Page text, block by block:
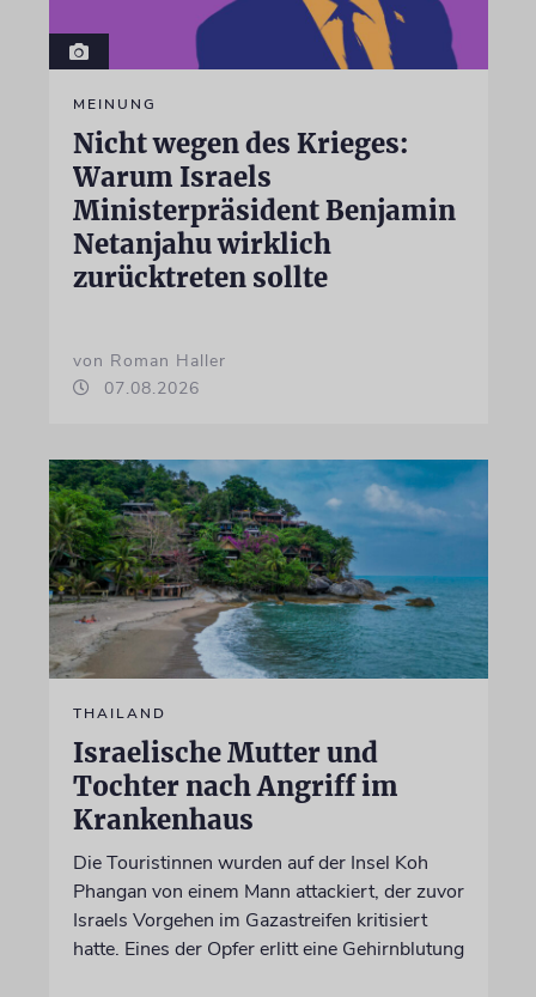
MEINUNG
Nicht wegen des Krieges:
Warum Israels
Ministerpräsident Benjamin
Netanjahu wirklich
zurücktreten sollte
von Roman Haller
07.08.2026
THAILAND
Israelische Mutter und
Tochter nach Angriff im
Krankenhaus
Die Touristinnen wurden auf der Insel Koh
Phangan von einem Mann attackiert, der zuvor
Israels Vorgehen im Gazastreifen kritisiert
hatte. Eines der Opfer erlitt eine Gehirnblutung